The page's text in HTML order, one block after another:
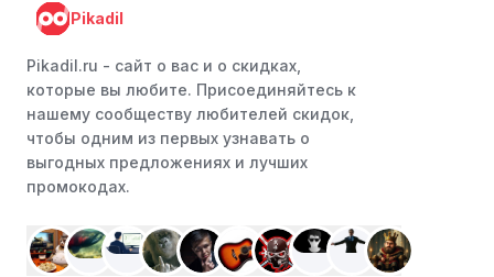
Pikadil
Pikadil.ru - cайт о вас и о скидках,
которые вы любите. Присоединяйтесь к
нашему сообществу любителей скидок,
чтобы одним из первых узнавать о
выгодных предложениях и лучших
промокодах.